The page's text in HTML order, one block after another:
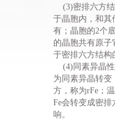
(3)密排六方结
于晶胞内，和其
有；晶胞的2个
的晶胞共有原子
于密排六方结构
(4)同素异晶性
为同素异晶转
方，称为rFe；
Fe会转变成密
响。